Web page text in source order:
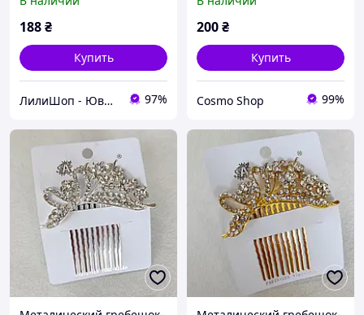
завитушки размер 10х4
см на 10 зубьев
188₴
Купить
ЛилиШоп - Ювелирные украшения и аксессуары, подарочная упаковка 97%
200₴
Купить
Cosmo Shop 99%